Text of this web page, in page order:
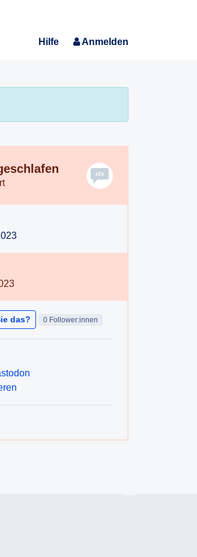
Hilfe Anmelden
das? 0 Follower:innen